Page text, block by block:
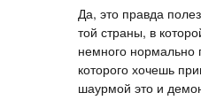
Да, это правда
той страны, в
немного нормально
которого хочешь
шаурмой это и